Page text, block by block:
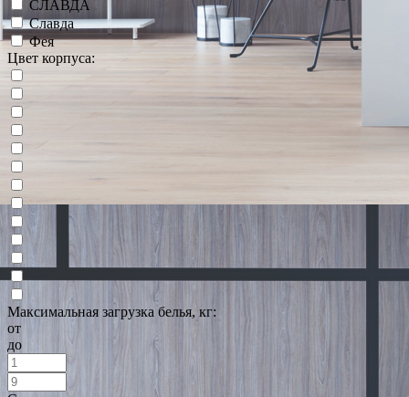
СЛАВДА
Славда
Фея
Цвет корпуса:
Максимальная загрузка белья, кг:
от
до